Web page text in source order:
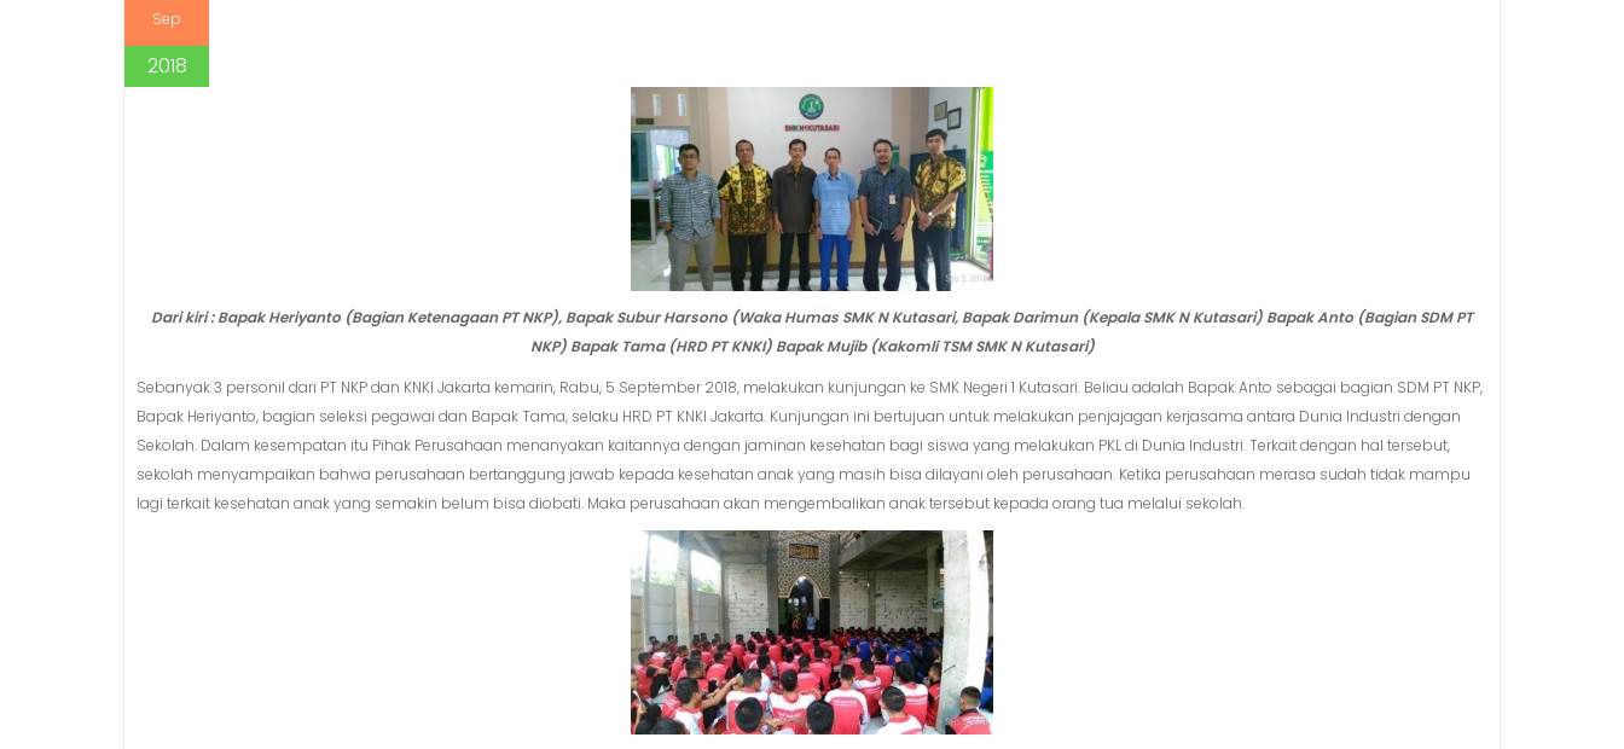
Sep
2018
Dari kiri : Bapak Heriyanto (Bagian Ketenagaan PT NKP), Bapak Subur Harsono (Waka Humas SMK N Kutasari, Bapak Darimun (Kepala SMK N Kutasari) Bapak Anto (Bagian SDM PT
NKP) Bapak Tama (HRD PT KNKI) Bapak Mujib (Kakomli TSM SMK N Kutasari)
Sebanyak 3 personil dari PT NKP dan KNKI Jakarta kemarin, Rabu, 5 September 2018, melakukan kunjungan ke SMK Negeri 1 Kutasari. Beliau adalah Bapak Anto sebagai bagian SDM PT NKP,
Bapak Heriyanto, bagian seleksi pegawai dan Bapak Tama, selaku HRD PT KNKI Jakarta. Kunjungan ini bertujuan untuk melakukan penjajagan kerjasama antara Dunia Industri dengan
Sekolah. Dalam kesempatan itu Pihak Perusahaan menanyakan kaitannya dengan jaminan kesehatan bagi siswa yang melakukan PKL di Dunia Industri. Terkait dengan hal tersebut,
sekolah menyampaikan bahwa perusahaan bertanggung jawab kepada kesehatan anak yang masih bisa dilayani oleh perusahaan. Ketika perusahaan merasa sudah tidak mampu
lagi terkait kesehatan anak yang semakin belum bisa diobati. Maka perusahaan akan mengembalikan anak tersebut kepada orang tua melalui sekolah.